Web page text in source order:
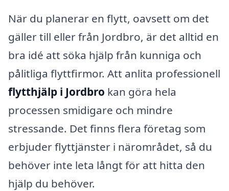
När du planerar en flytt, oavsett om det
gäller till eller från Jordbro, är det alltid en
bra idé att söka hjälp från kunniga och
pålitliga flyttfirmor. Att anlita professionell
flytthjälp i Jordbro kan göra hela
processen smidigare och mindre
stressande. Det finns flera företag som
erbjuder flyttjänster i närområdet, så du
behöver inte leta långt för att hitta den
hjälp du behöver.